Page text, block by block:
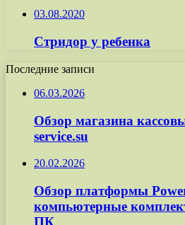
03.08.2020
Стридор у ребенка
Последние записи
06.03.2026
Обзор магазина
service.su
20.02.2026
Обзор платформы
компьютерные
ПК